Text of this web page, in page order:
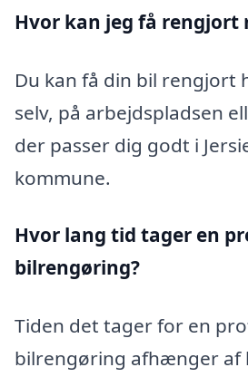
Hvor kan jeg få rengjort
Du kan få din bil rengjort
selv, på arbejdspladsen
der passer dig godt i
kommune.
Hvor lang tid tager en
bilrengøring?
Tiden det tager for en
bilrengøring afhænger af